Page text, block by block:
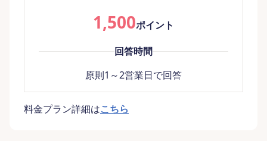
1,500ポイント
回答時間
原則1～2営業日で回答
料金プラン詳細はこちら